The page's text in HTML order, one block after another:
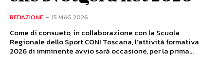
REDAZIONE - 15 MAG 2026
Come di consueto, in collaborazione con la Scuola
Regionale dello Sport CONI Toscana, l’attività formativa
2026 di imminente avvio sarà occasione, per la prima...